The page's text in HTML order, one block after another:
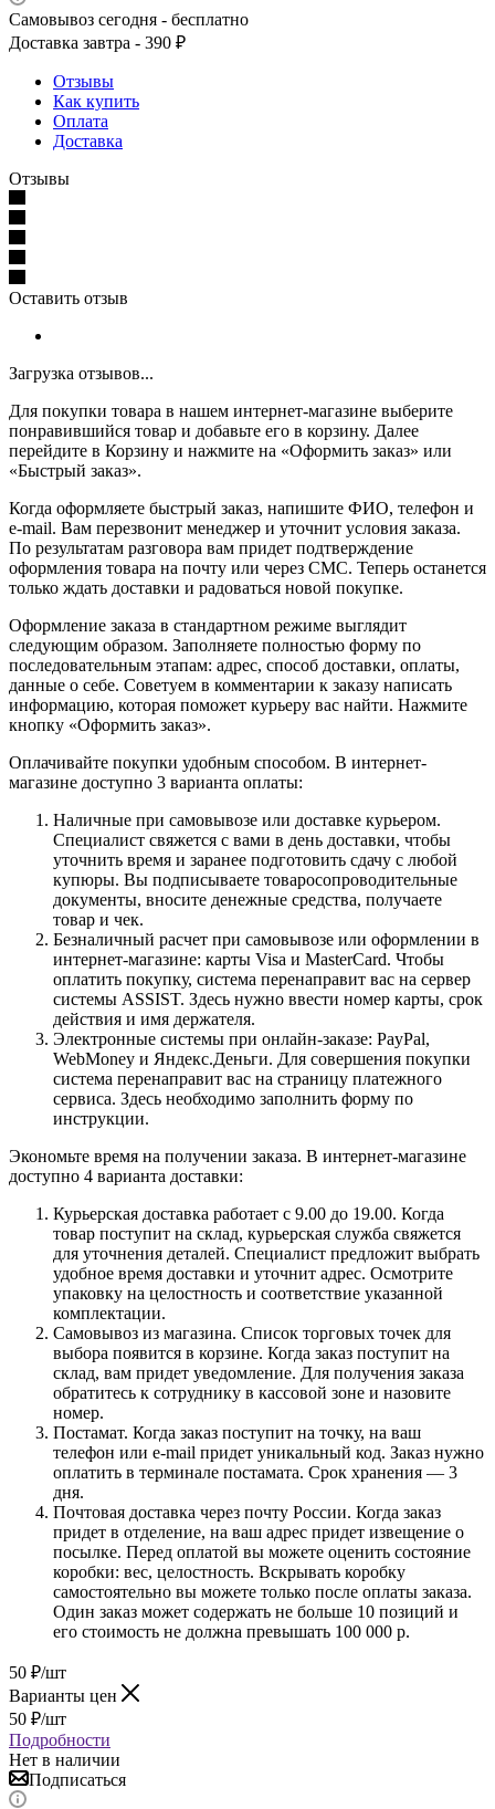
Самовывоз сегодня - бесплатно
Доставка завтра - 390 ₽
Отзывы
Как купить
Оплата
Доставка
Отзывы
Оставить отзыв
Загрузка отзывов...
Для покупки товара в нашем интернет-магазине выберите
понравившийся товар и добавьте его в корзину. Далее
перейдите в Корзину и нажмите на «Оформить заказ» или
«Быстрый заказ».
Когда оформляете быстрый заказ, напишите ФИО, телефон и
e-mail. Вам перезвонит менеджер и уточнит условия заказа.
По результатам разговора вам придет подтверждение
оформления товара на почту или через СМС. Теперь останется
только ждать доставки и радоваться новой покупке.
Оформление заказа в стандартном режиме выглядит
следующим образом. Заполняете полностью форму по
последовательным этапам: адрес, способ доставки, оплаты,
данные о себе. Советуем в комментарии к заказу написать
информацию, которая поможет курьеру вас найти. Нажмите
кнопку «Оформить заказ».
Оплачивайте покупки удобным способом. В интернет-
магазине доступно 3 варианта оплаты:
Наличные при самовывозе или доставке курьером.
Специалист свяжется с вами в день доставки, чтобы
уточнить время и заранее подготовить сдачу с любой
купюры. Вы подписываете товаросопроводительные
документы, вносите денежные средства, получаете
товар и чек.
Безналичный расчет при самовывозе или оформлении в
интернет-магазине: карты Visa и MasterCard. Чтобы
оплатить покупку, система перенаправит вас на сервер
системы ASSIST. Здесь нужно ввести номер карты, срок
действия и имя держателя.
Электронные системы при онлайн-заказе: PayPal,
WebMoney и Яндекс.Деньги. Для совершения покупки
система перенаправит вас на страницу платежного
сервиса. Здесь необходимо заполнить форму по
инструкции.
Экономьте время на получении заказа. В интернет-магазине
доступно 4 варианта доставки:
Курьерская доставка работает с 9.00 до 19.00. Когда
товар поступит на склад, курьерская служба свяжется
для уточнения деталей. Специалист предложит выбрать
удобное время доставки и уточнит адрес. Осмотрите
упаковку на целостность и соответствие указанной
комплектации.
Самовывоз из магазина. Список торговых точек для
выбора появится в корзине. Когда заказ поступит на
склад, вам придет уведомление. Для получения заказа
обратитесь к сотруднику в кассовой зоне и назовите
номер.
Постамат. Когда заказ поступит на точку, на ваш
телефон или e-mail придет уникальный код. Заказ нужно
оплатить в терминале постамата. Срок хранения — 3
дня.
Почтовая доставка через почту России. Когда заказ
придет в отделение, на ваш адрес придет извещение о
посылке. Перед оплатой вы можете оценить состояние
коробки: вес, целостность. Вскрывать коробку
самостоятельно вы можете только после оплаты заказа.
Один заказ может содержать не больше 10 позиций и
его стоимость не должна превышать 100 000 р.
50 ₽/шт
Варианты цен
50 ₽/шт
Подробности
Нет в наличии
Подписаться